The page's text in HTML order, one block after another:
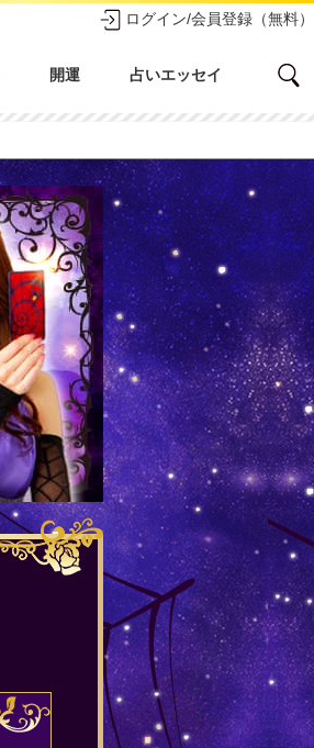
ログイン/会員登録（無料）
開運 占いエッセイ